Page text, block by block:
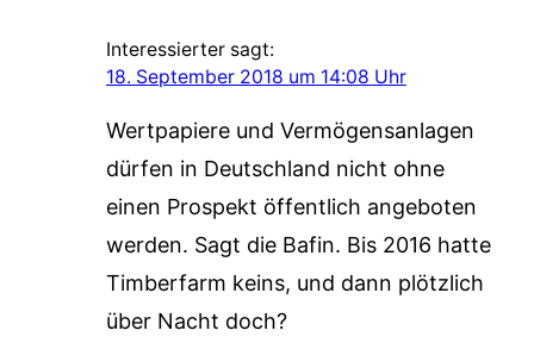
Interessierter sagt:
18. September 2018 um 14:08 Uhr
Wertpapiere und Vermögensanlagen
dürfen in Deutschland nicht ohne
einen Prospekt öffentlich angeboten
werden. Sagt die Bafin. Bis 2016 hatte
Timberfarm keins, und dann plötzlich
über Nacht doch?